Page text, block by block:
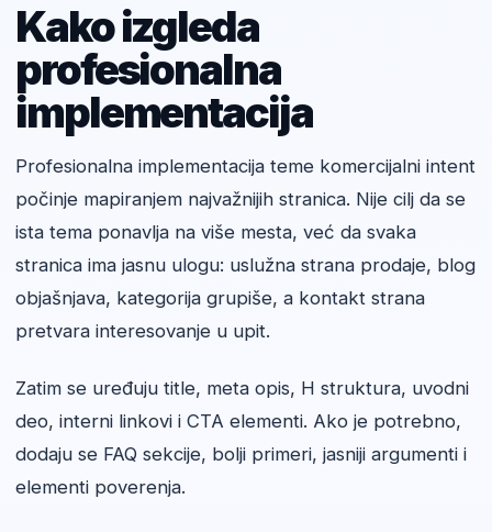
Kako izgleda
profesionalna
implementacija
Profesionalna implementacija teme komercijalni intent
počinje mapiranjem najvažnijih stranica. Nije cilj da se
ista tema ponavlja na više mesta, već da svaka
stranica ima jasnu ulogu: uslužna strana prodaje, blog
objašnjava, kategorija grupiše, a kontakt strana
pretvara interesovanje u upit.
Zatim se uređuju title, meta opis, H struktura, uvodni
deo, interni linkovi i CTA elementi. Ako je potrebno,
dodaju se FAQ sekcije, bolji primeri, jasniji argumenti i
elementi poverenja.